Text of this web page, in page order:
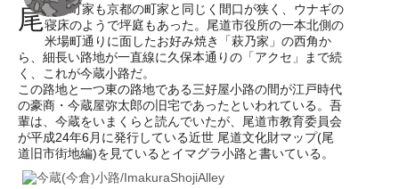
尾 道の町家も京都の町家と同じく間口が狭く、ウナギの
寝床のようで坪庭もあった。尾道市役所の一本北側の
米場町通りに面したお好み焼き「萩乃家」の西角か
ら、細長い路地が一直線に久保本通りの「アクセ」まで続
く、これが今蔵小路だ。
この路地と一つ東の路地である三好屋小路の間が江戸時代
の豪商・今蔵屋弥太郎の旧宅であったといわれている。吾
輩は、今蔵をいまくらと読んでいたが、尾道市教育委員会
が平成24年6月に発行している近世 尾道文化財マップ(尾
道旧市街地編)を見ているとイマグラ小路と書いている。